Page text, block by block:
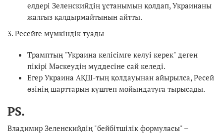
елдері Зеленскийдің ұстанымын қолдап, Украинаны
жалғыз қалдырмайтынын айтты.
3. Ресейге мүмкіндік туады
Трамптың "Украина келісімге келуі керек" деген
пікірі Мәскеудің мүддесіне сай келеді.
Егер Украина АҚШ-тың қолдауынан айырылса, Ресей
өзінің шарттарын күштеп мойындатуға тырысады.
PS.
Владимир Зеленскийдің "бейбітшілік формуласы" –